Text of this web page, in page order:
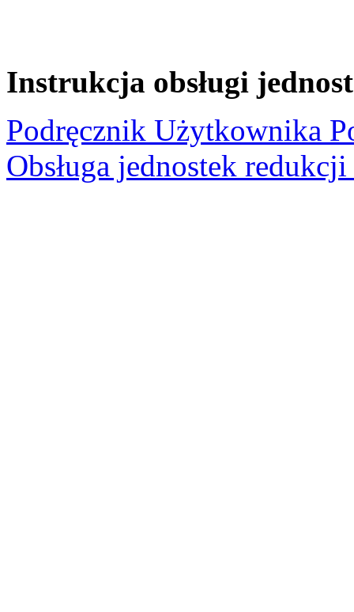
Instrukcja obsługi
Podręcznik Użytkownika
Obsługa jednostek